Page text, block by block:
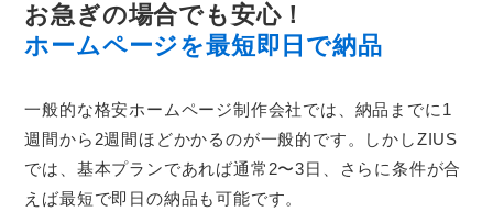
お急ぎの場合でも安心！
ホームページを最短即日で納品
一般的な格安ホームページ制作会社では、納品までに1
週間から2週間ほどかかるのが一般的です。しかしZIUS
では、基本プランであれば通常2〜3日、さらに条件が合
えば最短で即日の納品も可能です。